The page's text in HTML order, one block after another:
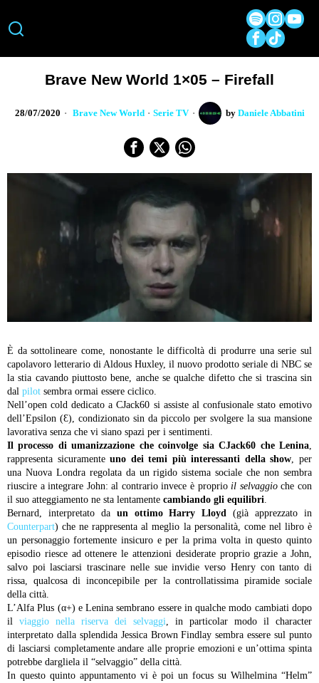
Brave New World 1×05 – Firefall
28/07/2020 Brave New World · Serie TV by Daniele Abbatini
È da sottolineare come, nonostante le difficoltà di produrre una serie sul
capolavoro letterario di Aldous Huxley, il nuovo prodotto seriale di NBC se
la stia cavando piuttosto bene, anche se qualche difetto che si trascina sin
dal pilot sembra ormai essere ciclico.
Nell’open cold dedicato a CJack60 si assiste al confusionale stato emotivo
dell’Epsilon (Ɛ), condizionato sin da piccolo per svolgere la sua mansione
lavorativa senza che vi siano spazi per i sentimenti.
Il processo di umanizzazione che coinvolge sia CJack60 che Lenina,
rappresenta sicuramenteuno dei temi più interessanti della show, per
una Nuova Londra regolata da un rigido sistema sociale che non sembra
riuscire a integrare John: al contrario invece è proprioil selvaggioche con
il suo atteggiamento ne sta lentamente cambiando gli equilibri.
Bernard, interpretato da un ottimo Harry Lloyd (già apprezzato in
Counterpart) che ne rappresenta al meglio la personalità, come nel libro è
un personaggio fortemente insicuro e per la prima volta in questo quinto
episodio riesce ad ottenere le attenzioni desiderate proprio grazie a John,
salvo poi lasciarsi trascinare nelle sue invidie verso Henry con tanto di
rissa, qualcosa di inconcepibile per la controllatissima piramide sociale
della città.
L’Alfa Plus (α+) e Lenina sembrano essere in qualche modo cambiati dopo
il viaggio nella riserva dei selvaggi, in particolar modo il character
interpretato dalla splendida Jessica Brown Findlay sembra essere sul punto
di lasciarsi completamente andare alle proprie emozioni e un’ottima spinta
potrebbe dargliela il “selvaggio” della città.
In questo quinto appuntamento vi è poi un focus su Wilhelmina “Helm”